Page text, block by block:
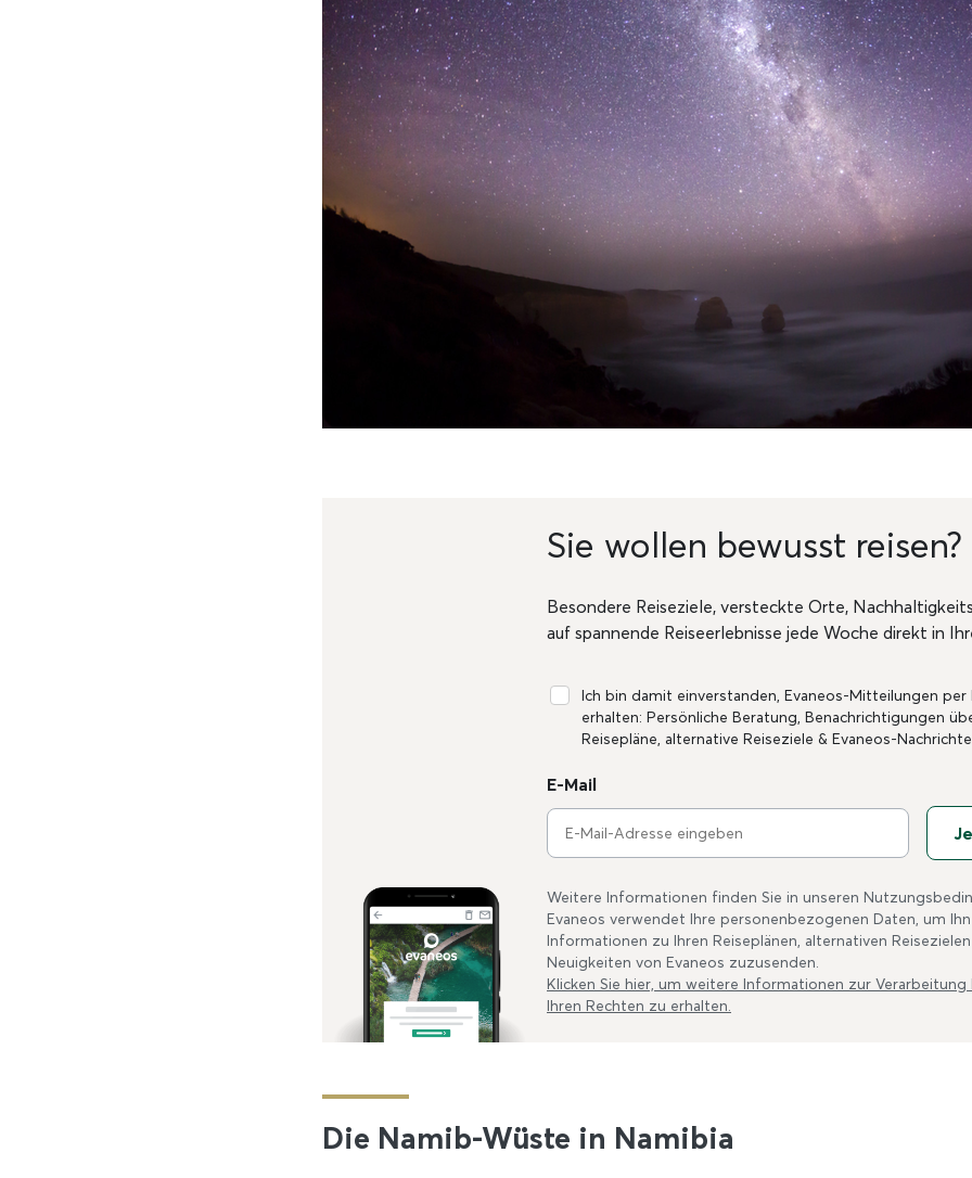
Sie wollen bewusst reisen?
Besondere Reiseziele, versteckte Orte,
auf spannende Reiseerlebnisse jede Woche direkt in
Ich bin damit einverstanden, Evaneos-Mitteilungen per
erhalten: Persönliche Beratung, Benachrichtigungen
Reisepläne, alternative Reiseziele & Evaneos-
E-Mail
Weitere Informationen finden Sie in unseren
Evaneos verwendet Ihre personenbezogenen Daten, um
Informationen zu Ihren Reiseplänen, alternativen
Neuigkeiten von Evaneos zuzusenden.
Klicken Sie hier, um weitere Informationen zur
Ihren Rechten zu erhalten.
Die Namib-Wüste in Namibia